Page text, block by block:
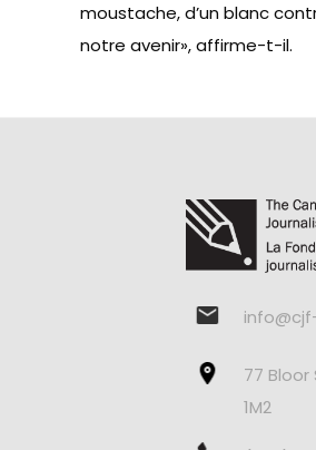
moustache, d’un blanc
notre avenir», affirme-t-il.
77 Bloor
1M2